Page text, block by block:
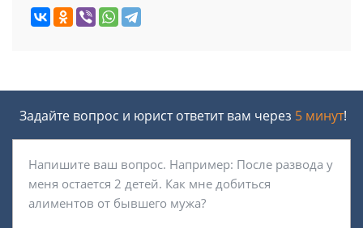
Задайте вопрос и юрист ответит вам через 5 минут!